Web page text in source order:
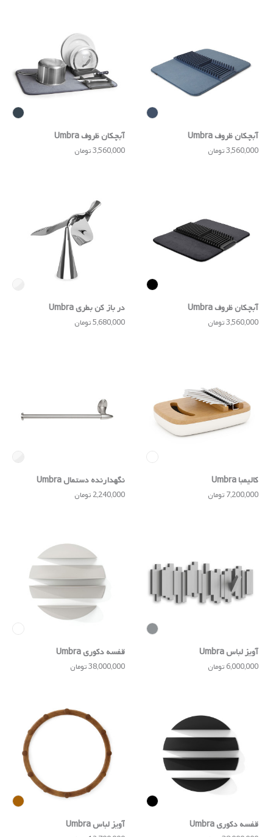
آبچکان ظروف Umbra
3,560,000 تومان
آبچکان ظروف Umbra
3,560,000 تومان
آبچکان ظروف Umbra
3,560,000 تومان
در باز کن بطری Umbra
5,680,000 تومان
کالیمبا Umbra
7,200,000 تومان
نگهدارنده دستمال Umbra
2,240,000 تومان
آویز لباس Umbra
6,000,000 تومان
قفسه دکوری Umbra
38,000,000 تومان
قفسه دکوری Umbra آویز لباس Umbra